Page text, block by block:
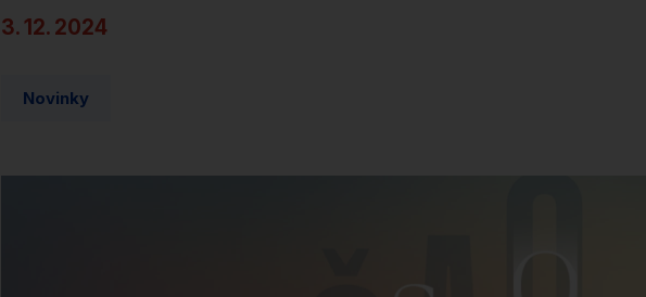
3. 12. 2024
Novinky